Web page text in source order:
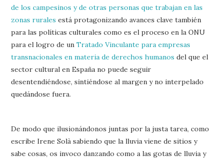
de los campesinos y de otras personas que trabajan en las
zonas rurales está protagonizando avances clave también
para las políticas culturales como es el proceso en la ONU
para el logro de unTratado Vinculante para empresas
transnacionales en materia de derechos humanos del que el
sector cultural en España no puede seguir
desentendiéndose, sintiéndose al margen y no interpelado
quedándose fuera.
De modo que ilusionándonos juntas por la justa tarea, como
escribe Irene Solà sabiendo que la lluvia viene de sitios y
sabe cosas, os invoco danzando como a las gotas de lluvia y